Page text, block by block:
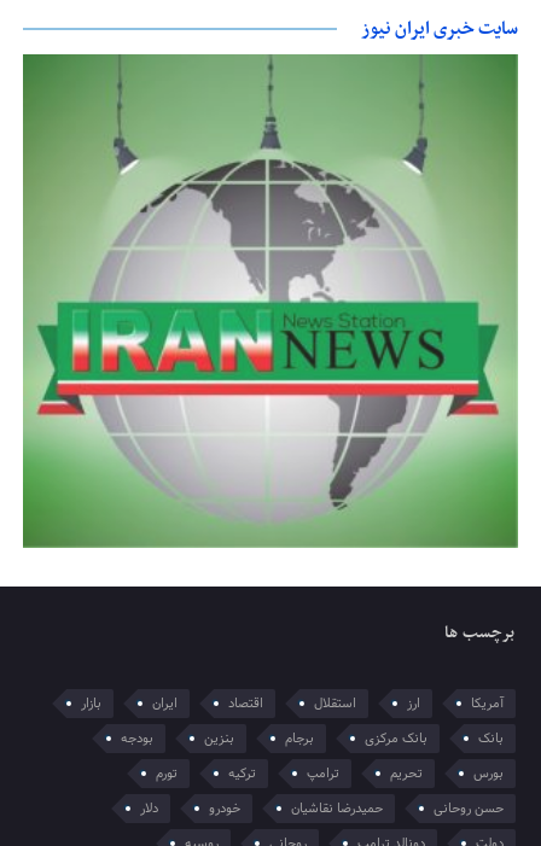
سایت خبری ایران نیوز
برچسب ها
آمریکا ارز استقلال اقتصاد ایران
بازار
بانک
بانک مرکزی برجام بنزین
بودجه
بورس
تحریم ترامپ ترکیه
تورم
حسن روحانی
حمیدرضا نقاشیان خودرو
دلار